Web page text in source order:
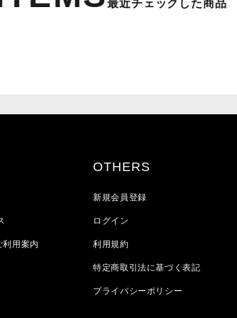
最近チェックした商品
利用案内
OTHERS
新規会員登録
ログイン
利用規約
特定商取引法に基づく表記
プライバシーポリシー